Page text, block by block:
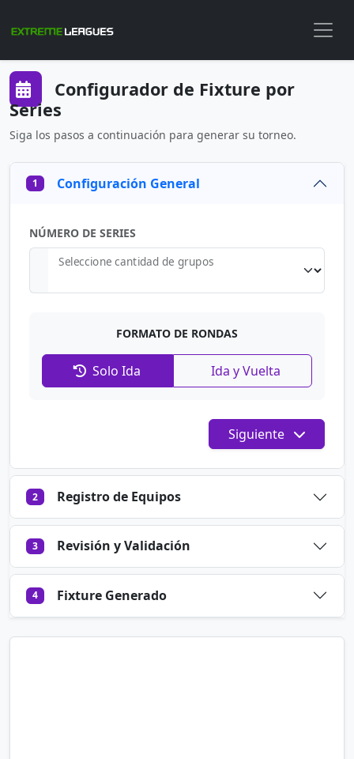
Configurador de Fixture por
Series
Siga los pasos a continuación para generar su torneo.
1 Configuración General
NÚMERO DE SERIES
Seleccione cantidad de grupos
FORMATO DE RONDAS
Solo Ida Ida y Vuelta
Siguiente
2 Registro de Equipos
3 Revisión y Validación
4 Fixture Generado